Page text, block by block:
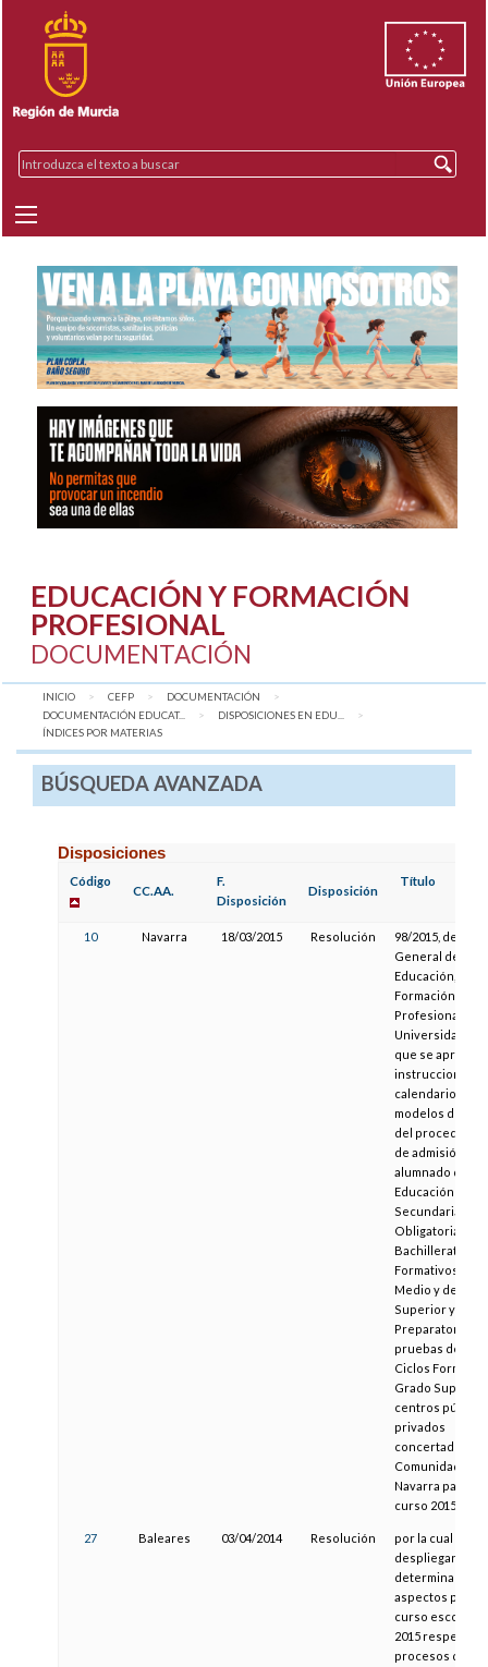
EDUCACIÓN Y FORMACIÓN
PROFESIONAL
DOCUMENTACIÓN
INICIO CEFP
DOCUMENTACIÓN
DOCUMENTACIÓN EDUCAT...
DISPOSICIONES EN EDU...
AQUÍ:
ÍNDICES POR MATERIAS
BÚSQUEDA AVANZADA
Disposiciones
Código
CC.AA.
F.
Disposición
Disposición
Título
10 Navarra 18/03/2015 Resolución
98/2015, del
General de
Educación,
Formación
Profesional y
Universidades,
que se
instrucciones,
calendario y los
modelos de
del
de admisión del
alumnado de
Educación
Secundaria
Obligatoria,
Bachillerato,
Formativos de
Medio y de
Superior y
Preparatorio de
pruebas de
Ciclos
Grado Superior
centros
privados
concertados,
Comunidad
Navarra para el
curso 2015/2016
27 Baleares 03/04/2014 Resolución
por la cual se
despliegan
determinados
aspectos para el
curso escolar
2015 respecto a
procesos de